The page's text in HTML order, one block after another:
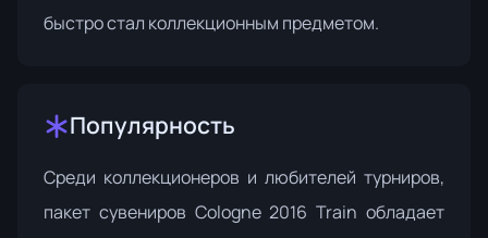
быстро стал коллекционным предметом.
Популярность
Среди коллекционеров и любителей турниров,
пакет сувениров Cologne 2016 Train обладает